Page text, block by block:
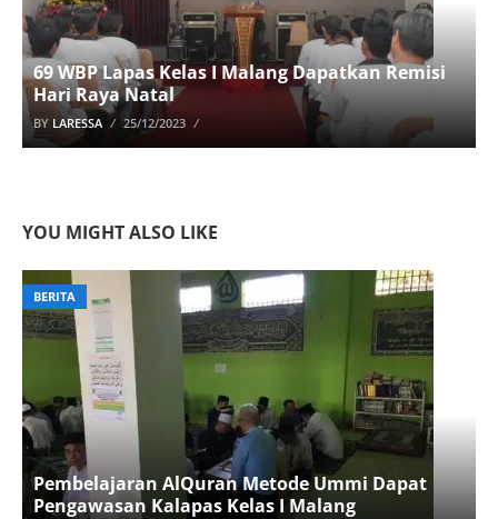
69 WBP Lapas Kelas I Malang Dapatkan Remisi
Hari Raya Natal
BY LARESSA 25/12/2023
YOU MIGHT ALSO LIKE
BERITA
Pembelajaran AlQuran Metode Ummi Dapat
Pengawasan Kalapas Kelas I Malang